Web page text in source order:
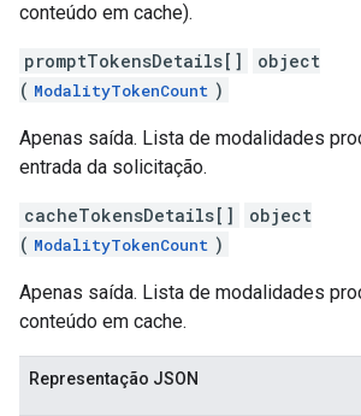
conteúdo em cache).
promptTokensDetails[]
object
( ModalityTokenCount )
Apenas saída. Lista de modalidades
entrada da solicitação.
cacheTokensDetails[]
object
( ModalityTokenCount )
Apenas saída. Lista de modalidades
conteúdo em cache.
Representação JSON